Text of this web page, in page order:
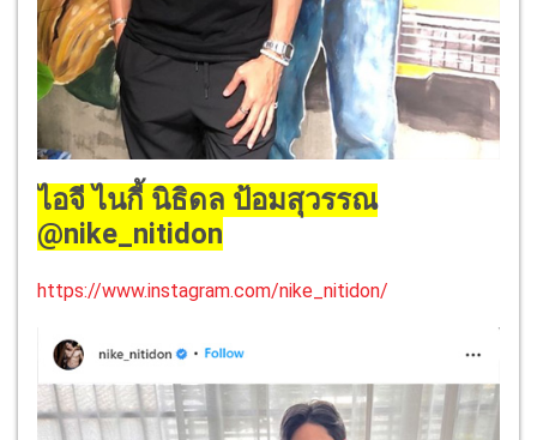
ไอจี ไนกี้ นิธิดล ป้อมสุวรรณ
@nike_nitidon
https://www.instagram.com/nike_nitidon/